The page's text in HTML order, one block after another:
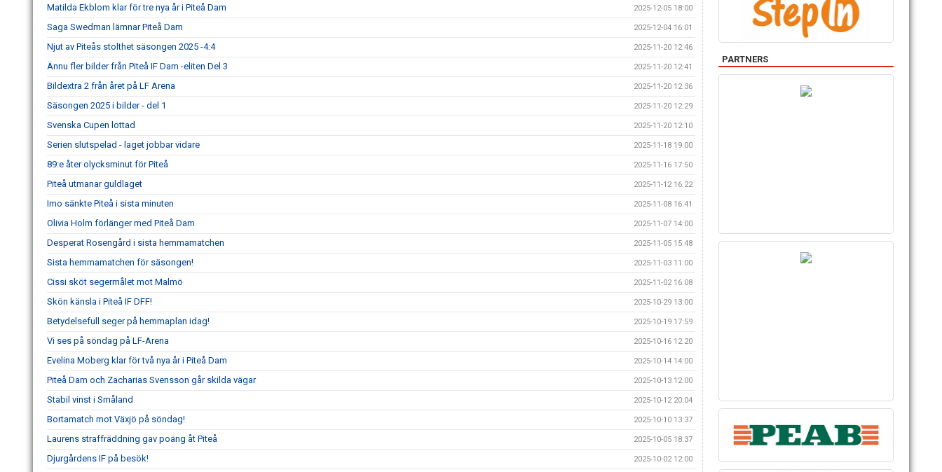
Matilda Ekblom klar för tre nya år i Piteå Dam 2025-12-05 18:00
Saga Swedman lämnar Piteå Dam 2025-12-04 16:01
Njut av Piteås stolthet säsongen 2025 -4:4 2025-11-20 12:46
Ännu fler bilder från Piteå IF Dam -eliten Del 3 2025-11-20 12:41
Bildextra 2 från året på LF Arena 2025-11-20 12:36
Säsongen 2025 i bilder - del 1 2025-11-20 12:29
Svenska Cupen lottad 2025-11-20 12:10
Serien slutspelad - laget jobbar vidare 2025-11-18 19:00
89:e åter olycksminut för Piteå 2025-11-16 17:50
Piteå utmanar guldlaget 2025-11-12 16:22
Imo sänkte Piteå i sista minuten 2025-11-08 16:41
Olivia Holm förlänger med Piteå Dam 2025-11-07 14:00
Desperat Rosengård i sista hemmamatchen 2025-11-05 15:48
Sista hemmamatchen för säsongen! 2025-11-03 11:00
Cissi sköt segermålet mot Malmö 2025-11-02 16:08
Skön känsla i Piteå IF DFF! 2025-10-29 13:00
Betydelsefull seger på hemmaplan idag! 2025-10-19 17:59
Vi ses på söndag på LF-Arena 2025-10-16 12:20
Evelina Moberg klar för två nya år i Piteå Dam 2025-10-14 14:00
Piteå Dam och Zacharias Svensson går skilda vägar 2025-10-13 12:00
Stabil vinst i Småland 2025-10-12 20:04
Bortamatch mot Växjö på söndag! 2025-10-10 13:37
Laurens straffräddning gav poäng åt Piteå 2025-10-05 18:37
Djurgårdens IF på besök! 2025-10-02 12:00
PARTNERS